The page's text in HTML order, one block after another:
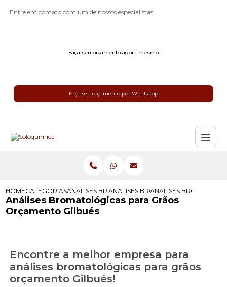
Entre em contato com um de nossos especialistas!
Faça seu orçamento agora mesmo
Faça seu orçamento por Whatsapp
HOMECATEGORIASANALISES BROMATOLOGICAS
ANALISES BROMATOLOGICAS DE
ANALISES
Análises Bromatológicas para Grãos
Orçamento Gilbués
Encontre a melhor empresa para
análises bromatológicas para grãos
orçamento Gilbués!